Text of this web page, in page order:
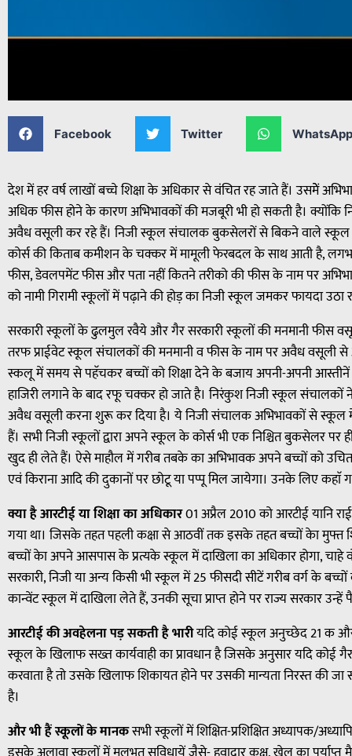
Facebook Twitter WhatsApp
देश में हर वर्ष लाखों बच्चे शिक्षा के अधिकार से वंचित रह जाते हैं। उसमेें
अधिक फीस होने के कारण अभिभावकों की मजबूरी भी हो सकती है।
अवैध वसूली कर रहे हैं। निजी स्कूल संचालक बुकसेलरों से बिकने वाले स्कूल
कोर्स की किताब कमीशन के चक्कर में मामूली फेरबदल के साथ आती है,
फीस, डेवलपमेंट फीस और पता नहीं कितने तरीको की फीस के नाम पर
को नामी गिरामी स्कूलों में पढ़ाने की होड़ का निजी स्कूल जमकर फायदा उठा
सरकारी स्कूलों के ढुलमुल रवैये और गैर सरकारी स्कूलों की मनमानी फीस
तरफ प्राईवेट स्कूल संचालकों की मनमानी व फीस के नाम पर अवैध वसूली से
स्कलू में समय से पहॅचकर बच्चों को शिक्षा देने के बजाय अपनी-अपनी
हाजिरी लगाने के बाद रफू चक्कर हो जाते है। निरंकुश निजी स्कूल संचालकों
अवैध वसूली करना शुरू कर दिया है। ये निजी संचालक अभिभावकों से
हैं। सभी निजी स्कूलों द्वारा अपने स्कूल के कोर्स भी एक निश्चित बुकसेलर
खुद ही लेते हैं। ऐसे माहौल में गरीब तबके का अभिभावक अपने बच्चों को
एवं किराना आदि की दुकानों पर छोटू या पप्पू मिल जायेगा। उनके लिए कहाॅ
क्या है आरटीई या शिक्षा का अधिकार01 अप्रैल 2010 को आरटीई यानि
गया था। जिसके तहत पहली कक्षा से आठवीं तक इसके तहत बच्चों केा मुफ्त
बच्चों केा अपने आसपास के प्रत्यके स्कूल में दाखिला का अधिकार होगा, चाहे
सरकारी, निजी या अन्य किसी भी स्कूल में 25 फीसदी सीटें गरीब वर्ग के
कान्वेंट स्कूल में दाखिला लेते हैं, उनकी सूचा प्राप्त होने पर राज्य सरकार उन्हें
आरटीई की अवहेलना पड़ सकती है भारीयदि कोई स्कूल अनुच्छेद 21 क और
स्कूल के खिलाफ सख्त कार्यवाही का प्रावधान है जिसके अनुसार यदि कोई गैर
करवाता है तो उसके खिलाफ शिकायत होने पर उसकी मान्यता निरस्त की
है।
और भी हैं स्कूलों के मानकसभी स्कूलों में शिक्षित-प्रशिक्षित अध्यापक/